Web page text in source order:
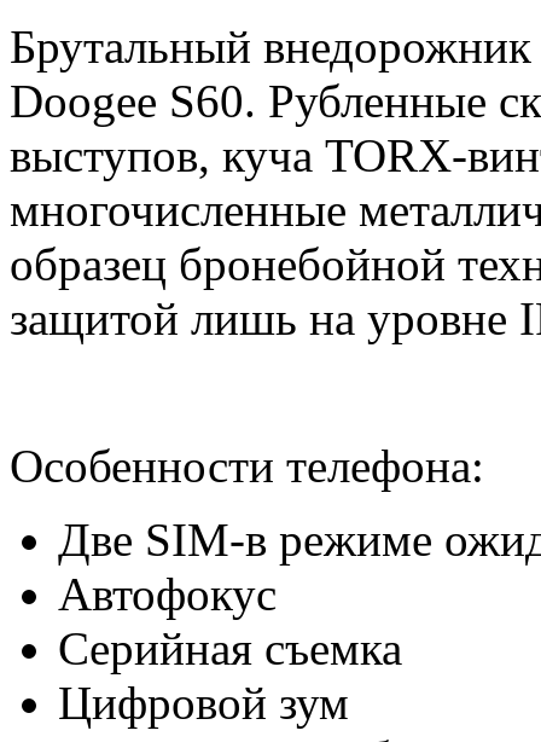
Брутальный
Doogee S60. Рубленные
выступов, куча TORX-
многочисленные
образец бронебойной
защитой лишь на уровне
Особенности телефона:
Две SIM-в режиме
Автофокус
Серийная съемка
Цифровой зум